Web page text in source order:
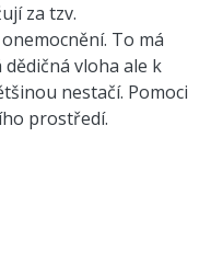
za tzv.
To má
vloha ale k
nestačí. Pomoci
prostředí.